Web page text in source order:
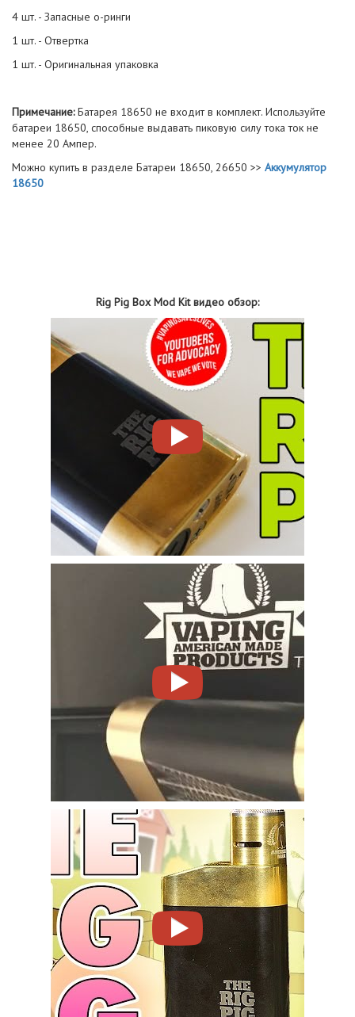
4 шт. - Запасные о-ринги
1 шт. - Отвертка
1 шт. - Оригинальная упаковка
Примечание:Батарея 18650 не входит в комплект. Используйте
батареи 18650, способные выдавать пиковую силу тока ток не
менее 20 Ампер.
Можно купить в разделе Батареи 18650, 26650 >> Аккумулятор
18650
Rig Pig Box Mod Kit видео обзор: